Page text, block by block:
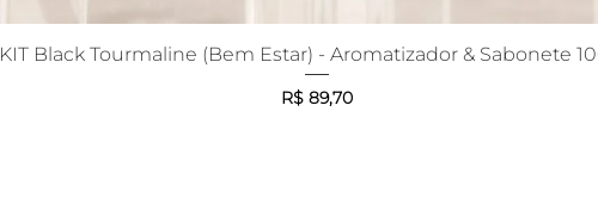
Visualização rápida
KIT Black Tourmaline (Bem Estar) - Aromatizador & Sabonete
Preço
R$ 89,70